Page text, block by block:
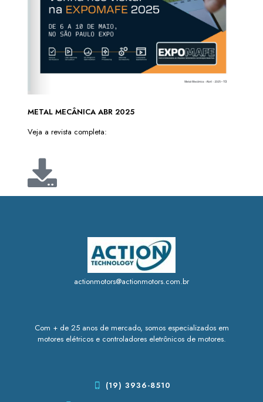
METAL MECÂNICA ABR 2025
Veja a revista completa:
actionmotors@actionmotors.com.br
Com + de 25 anos de mercado, somos especializados em
motores elétricos e controladores eletrônicos de motores.
(19) 3936-8510